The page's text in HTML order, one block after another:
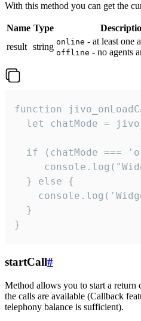
With this method you can get the
Name Type
result string online - at least one
offline - no agents
function
let chatMode =
if (chatMode ===
  } else {
  }
}
startCall#
Method allows you to start a return
the calls are available (Callback
telephony balance is sufficient).